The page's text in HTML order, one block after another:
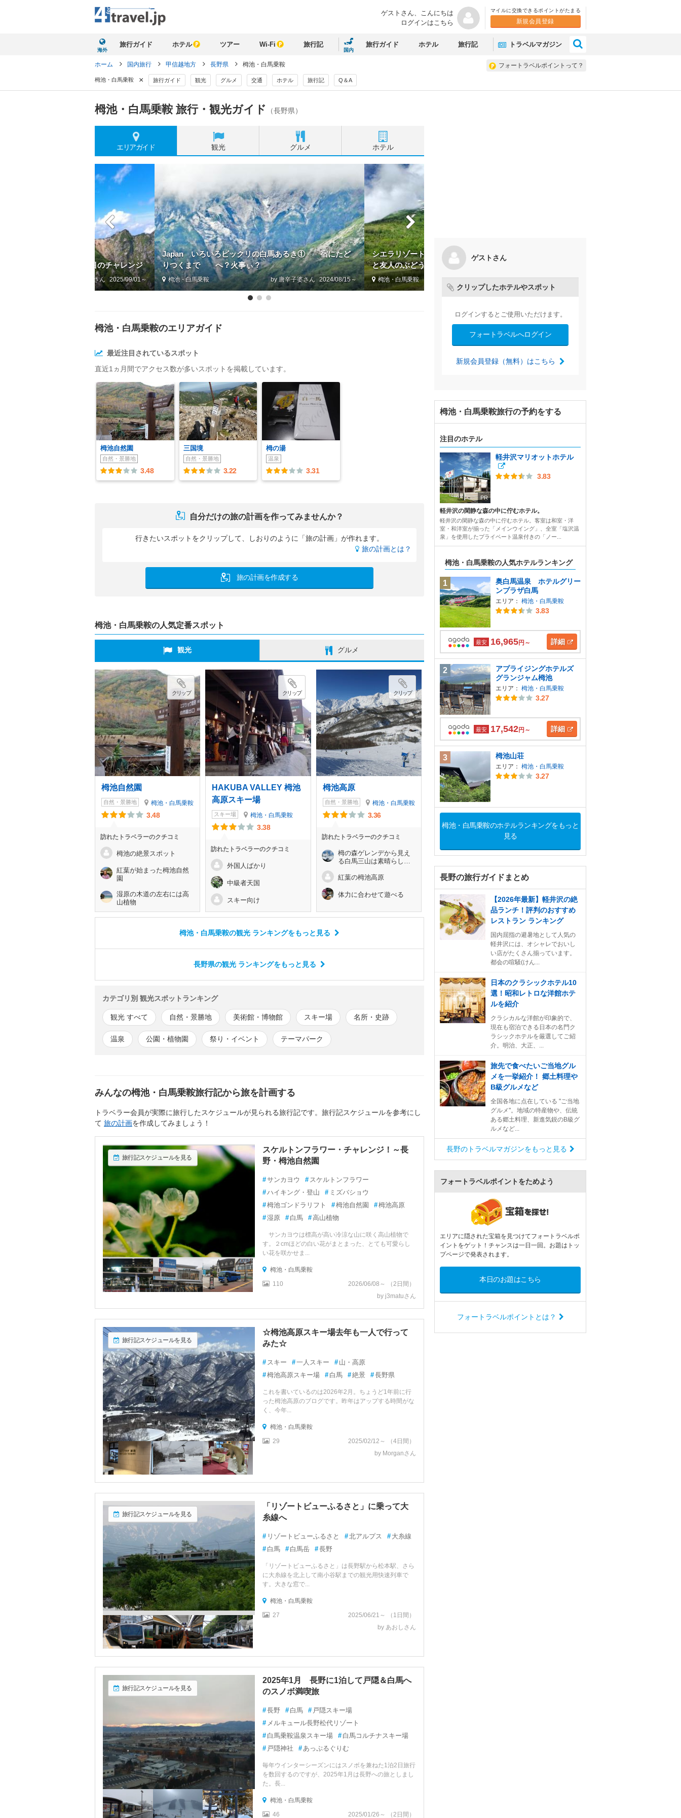
ゲストさん、 こんにちは
ログインはこちら
マイルに交換できるポイントがたまる
新規会員登録
海外
旅行ガイド ホテル ツアー Wi-Fi 旅行記
国内
旅行ガイド ホテル 旅行記 トラベルマガジン
フォートラベルポイントって？
ホーム 国内旅行 甲信越地方 長野県 栂池・白馬乗鞍
栂池・白馬乗鞍 × 旅行ガイド 観光 グルメ 交通 ホテル 旅行記 Q＆A
栂池・白馬乗鞍 旅行・観光ガイド （長野県）
エリアガイド 観光 グルメ ホテル
Japan いろいろビックリの白馬あるき① 宿にたど
りつくまで へ？火事ぃ？
栂池・白馬乗鞍 by 唐辛子婆 2024/08/15～
シエラリゾートに宿泊する夏の山旅2泊3日②栂池自然園
と友人のぶどう農園
栂池・白馬乗鞍 by ひゅうひゅう 2025/07/13～
方池・唐松岳”へ ６度目のチャレンジ
2025/09/01～
栂池・白馬乗鞍のエリアガイド
最近注目されているスポット
直近1ヵ月間でアクセス数が多いスポットを掲載しています。
栂池自然園
自然・景勝地
3.48
三国境
自然・景勝地
3.22
栂の湯
温泉
3.31
自分だけの旅の計画を作ってみませんか？
行きたいスポットをクリップして、
しおりのように「旅の計画」が作れます。
旅の計画とは？
旅の計画を作成する
栂池・白馬乗鞍の人気定番スポット
観光 グルメ
クリップ
栂池自然園
自然・景勝地 栂池・白馬乗鞍
3.48
訪れたトラベラーのクチコミ
栂池の絶景スポット
紅葉が始まった栂池自然
園
湿原の木道の左右には高
山植物
クリップ
HAKUBA VALLEY 栂池
高原スキー場
スキー場 栂池・白馬乗鞍
3.38
訪れたトラベラーのクチコミ
外国人ばかり
中級者天国
スキー向け
クリップ
栂池高原
自然・景勝地 栂池・白馬乗鞍
3.36
訪れたトラベラーのクチコミ
栂の森ゲレンデから見え
る白馬三山は素晴らしい
紅葉の栂池高原
体力に合わせて遊べる
栂池・白馬乗鞍の観光 ランキングをもっと見る
長野県の観光 ランキングをもっと見る
カテゴリ別 観光スポットランキング
観光 すべて 自然・景勝地 美術館・博物館 スキー場 名所・史跡
温泉 公園・植物園 祭り・イベント テーマパーク
みんなの栂池・白馬乗鞍旅行記から旅を計画する
トラベラー会員が実際に旅行したスケジュールが見られる旅行記です。旅行記スケジュールを参考にし
て 旅の計画を作成してみましょう！
旅行記スケジュールを見る
スケルトンフラワー・チャレンジ！～長
野・栂池自然園
#サンカヨウ # スケルトンフラワー
#ハイキング・登山 # ミズバショウ
#栂池ゴンドラリフト #栂池自然園 #栂池高原
#湿原 # 白馬 #高山植物
サンカヨウは標高が高い冷涼な山に咲く高山植物で
す。２cmほどの白い花がまとまった、とても可愛らし
い花を咲かせま...
栂池・白馬乗鞍
110
2026/06/08～ （2日間）
by j3matuさん
旅行記スケジュールを見る
☆栂池高原スキー場去年も一人で行って
みた☆
# スキー #一人スキー # 山・高原
#栂池高原スキー場 # 白馬 #絶景 #長野県
これを書いているのは2026年2月。ちょうど1年前に行
った栂池高原のブログです。昨年はアップする時間がな
く、今年...
栂池・白馬乗鞍
29
2025/02/12～ （4日間）
by Morganさん
旅行記スケジュールを見る
「リゾートビューふるさと」に乗って大
糸線へ
# リゾートビューふるさと #北アルプス # 大糸線
# 白馬 # 白馬岳 #長野
「リゾートビューふるさと」は長野駅から松本駅、さら
に大糸線を北上して南小谷駅までの観光用快速列車で
す。大きな窓で...
栂池・白馬乗鞍
27
2025/06/21～ （1日間）
by あおしさん
旅行記スケジュールを見る
2025年1月 長野に1泊して戸隠＆白馬へ
のスノボ満喫旅
#長野 # 白馬 # 戸隠スキー場
# メルキュール長野松代リゾート
# 白馬乗鞍温泉スキー場 # 白馬コルチナスキー場
# 戸隠神社 # あっぷるぐりむ
毎年ウインターシーズンにはスノボを兼ねた1泊2日旅行
を数回するのですが、2025年1月は長野への旅としまし
た。長...
栂池・白馬乗鞍
46
2025/01/26～ （2日間）
ゲストさん
クリップしたホテルやスポット
ログインするとご使用いただけます。
フォートラベルへログイン
新規会員登録（無料）はこちら
栂池・白馬乗鞍旅行の予約をする
注目のホテル
PR
軽井沢マリオットホテル
3.83
軽井沢の閑静な森の中に佇むホテル。
軽井沢の閑静な森の中に佇むホテル。客室は和室・洋
室・和洋室が揃った「メインウイング」、全室「塩沢温
泉」を使用したプライベート温泉付きの「ノー...
栂池・白馬乗鞍の人気ホテルランキング
1
奥白馬温泉 ホテルグリー
ンプラザ白馬
エリア： 栂池・白馬乗鞍
3.83
最安 16,965円～ 詳細
2
アプライジングホテルズ
グランジャム栂池
エリア： 栂池・白馬乗鞍
3.27
最安 17,542円～ 詳細
3 栂池山荘
エリア： 栂池・白馬乗鞍
3.27
栂池・白馬乗鞍のホテルランキングをもっと
見る
長野の旅行ガイドまとめ
【2026年最新】軽井沢の絶
品ランチ！評判のおすすめ
レストラン ランキング
国内屈指の避暑地として人気の
軽井沢には、オシャレでおいし
い店がたくさん揃っています。
都会の喧騒(けん...
日本のクラシックホテル10
選！昭和レトロな洋館ホテ
ルを紹介
クラシカルな洋館が印象的で、
現在も宿泊できる日本の名門ク
ラシックホテルを厳選してご紹
介。明治、大正、...
旅先で食べたいご当地グル
メを一挙紹介！ 郷土料理や
B級グルメなど
全国各地に点在している "ご当地
グルメ"。地域の特産物や、伝統
ある郷土料理、新進気鋭のB級グ
ルメなど...
長野のトラベルマガジンをもっと見る
フォートラベルポイントをためよう
エリアに隠された宝箱を見つけてフォートラベルポ
イントをゲット！チャンスは一日一回。お題はトッ
プページで発表されます。
本日のお題はこちら
フォートラベルポイントとは？